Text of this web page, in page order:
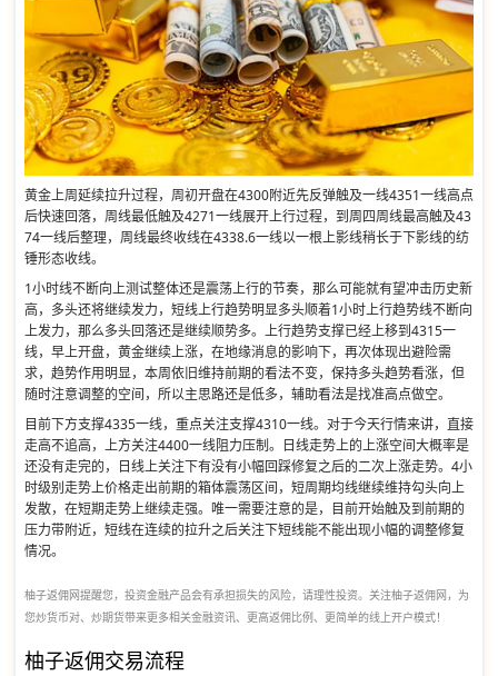
黄金上周延续拉升过程，周初开盘在4300附近先反弹触及一线4351一线高点
后快速回落，周线最低触及4271一线展开上行过程，到周四周线最高触及43
74一线后整理，周线最终收线在4338.6一线以一根上影线稍长于下影线的纺
锤形态收线。
1小时线不断向上测试整体还是震荡上行的节奏，那么可能就有望冲击历史新
高，多头还将继续发力，短线上行趋势明显多头顺着1小时上行趋势线不断向
上发力，那么多头回落还是继续顺势多。上行趋势支撑已经上移到4315一
线，早上开盘，黄金继续上涨，在地缘消息的影响下，再次体现出避险需
求，趋势作用明显，本周依旧维持前期的看法不变，保持多头趋势看涨，但
随时注意调整的空间，所以主思路还是低多，辅助看法是找准高点做空。
目前下方支撑4335一线，重点关注支撑4310一线。对于今天行情来讲，直接
走高不追高，上方关注4400一线阻力压制。日线走势上的上涨空间大概率是
还没有走完的，日线上关注下有没有小幅回踩修复之后的二次上涨走势。4小
时级别走势上价格走出前期的箱体震荡区间，短周期均线继续维持勾头向上
发散，在短期走势上继续走强。唯一需要注意的是，目前开始触及到前期的
压力带附近，短线在连续的拉升之后关注下短线能不能出现小幅的调整修复
情况。
柚子返佣网提醒您，投资金融产品会有承担损失的风险，请理性投资。关注柚子返佣网，为
您炒货币对、炒期货带来更多相关金融资讯、更高返佣比例、更简单的线上开户模式！
柚子返佣交易流程